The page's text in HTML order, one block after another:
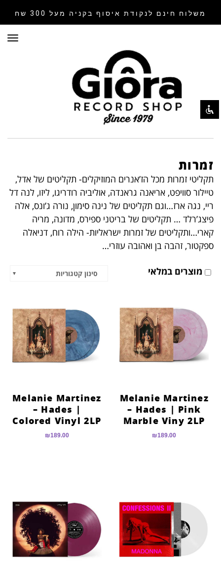
השבת את ההבזקים
סמן כותרות
צבע רקע
זום (הקטנה)
add_circle_outline הגדלת גופן
spellcheck גופן קריא
brightness_high ניגודיות בהירה
brightness_low ניגודיות כהה
format_underlined הוסף קו תחתון לקישורים
font_download סמן קישורים
משלוח חינם לנקודת איסוף בקניה מעל 300 שח
זמרות
תקליטי זמרות מכל הז’אנרים המוזיקלים- תקליטים של אדל,
טיילור סוויפט, אריאנה גראנדה, אוליביה רודריגו, ליזו, לנה דל
ריי, נגה ארז…וגם תקליטים של נינה סימון, נורה ג’ונס, אלה
פיצג’רלד … תקליטים של בריטני ספירס, מדונה, מריה
קארי…ותקליטים של זמרות ישראליות- הילה רוח, דניאלה
ספקטור, זהבה בן ואהובה עוזרי…
סינון קטגוריות מוצרים במלאי
Melanie Martinez
– Hades | Pink
Marble Viny 2LP
₪189.00
Melanie Martinez
– Hades |
Colored Vinyl 2LP
₪189.00